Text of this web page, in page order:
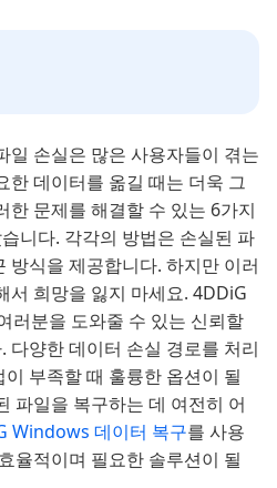
일 손실은 많은 사용자들이 겪는
한 데이터를 옮길 때는 더욱 그
한 문제를 해결할 수 있는 6가지
니다. 각각의 방법은 손실된 파
방식을 제공합니다. 하지만 이러
서 희망을 잃지 마세요. 4DDiG
러분을 도와줄 수 있는 신뢰할
다양한 데이터 손실 경로를 처리
부족할 때 훌륭한 옵션이 될
파일을 복구하는 데 여전히 어
Windows 데이터 복구를 사용
율적이며 필요한 솔루션이 될